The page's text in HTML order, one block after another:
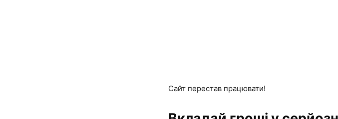
Сайт перестав працювати!